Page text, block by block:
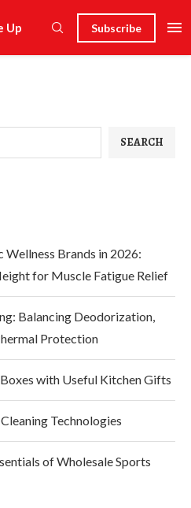
Up Subscribe
SEARCH
Wellness Brands in 2026:
for Muscle Fatigue Relief
Balancing Deodorization,
Protection
with Useful Kitchen Gifts
Technologies
of Wholesale Sports